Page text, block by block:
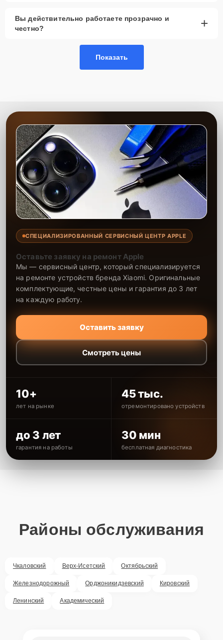
работ и долговечность вашего устройства
ремонта благодаря многолетнему опыту наших мастеров и
использованию современного оборудования. Мы предоставляем
Вы действительно работаете прозрачно и
честно?
+
Показать
СПЕЦИАЛИЗИРОВАННЫЙ СЕРВИСНЫЙ ЦЕНТР APPLE
Оставьте заявку на ремонт Apple
Мы — сервисный центр, который специализируется
на ремонте устройств бренда Xiaomi. Оригинальные
комплектующие, честные цены и гарантия до 3 лет
на каждую работу.
Оставить заявку
Смотреть цены
10+
лет на рынке
45 тыс.
отремонтировано устройств
до 3 лет
гарантия на работы
30 мин
бесплатная диагностика
Районы обслуживания
Чкаловский Верх-Исетский Октябрьский
Железнодорожный Орджоникидзевский Кировский
Ленинский Академический